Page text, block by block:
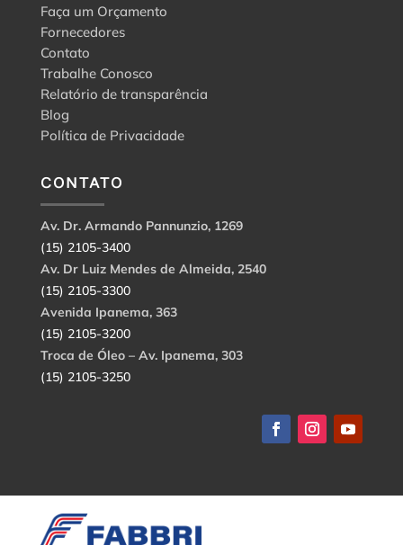
Faça um Orçamento
Fornecedores
Contato
Trabalhe Conosco
Relatório de transparência
Blog
Política de Privacidade
CONTATO
Av. Dr. Armando Pannunzio, 1269
(15) 2105-3400
Av. Dr Luiz Mendes de Almeida, 2540
(15) 2105-3300
Avenida Ipanema, 363
(15) 2105-3200
Troca de Óleo – Av. Ipanema, 303
(15) 2105-3250